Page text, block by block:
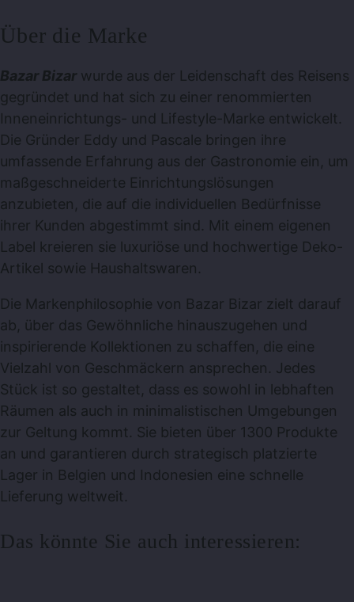
Über die Marke
Bazar Bizar wurde aus der Leidenschaft des Reisens
gegründet und hat sich zu einer renommierten
Inneneinrichtungs- und Lifestyle-Marke entwickelt.
Die Gründer Eddy und Pascale bringen ihre
umfassende Erfahrung aus der Gastronomie ein, um
maßgeschneiderte Einrichtungslösungen
anzubieten, die auf die individuellen Bedürfnisse
ihrer Kunden abgestimmt sind. Mit einem eigenen
Label kreieren sie luxuriöse und hochwertige Deko-
Artikel sowie Haushaltswaren.
Die Markenphilosophie von Bazar Bizar zielt darauf
ab, über das Gewöhnliche hinauszugehen und
inspirierende Kollektionen zu schaffen, die eine
Vielzahl von Geschmäckern ansprechen. Jedes
Stück ist so gestaltet, dass es sowohl in lebhaften
Räumen als auch in minimalistischen Umgebungen
zur Geltung kommt. Sie bieten über 1300 Produkte
an und garantieren durch strategisch platzierte
Lager in Belgien und Indonesien eine schnelle
Lieferung weltweit.
Das könnte Sie auch interessieren: